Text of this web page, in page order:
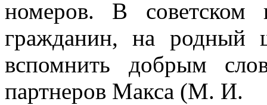
номеров. В
гражданин, на­
вспомнить добрым
партнеров Макса (М. И.